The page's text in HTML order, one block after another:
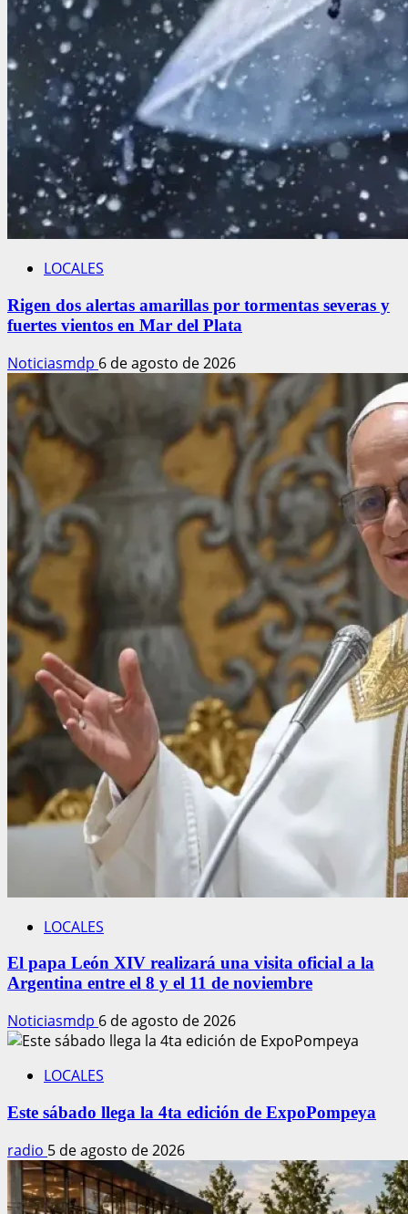
LOCALES
Rigen dos alertas amarillas por tormentas severas y
fuertes vientos en Mar del Plata
Noticiasmdp 6 de agosto de 2026
LOCALES
El papa León XIV realizará una visita oficial a la
Argentina entre el 8 y el 11 de noviembre
Noticiasmdp 6 de agosto de 2026
LOCALES
Este sábado llega la 4ta edición de ExpoPompeya
radio 5 de agosto de 2026